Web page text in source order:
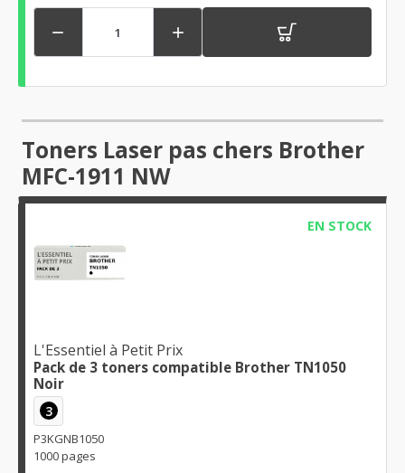
 
Toners Laser pas chers Brother
MFC-1911 NW
EN STOCK
L'Essentiel à Petit Prix
Pack de 3 toners compatible Brother TN1050
Noir
3
P3KGNB1050
1000 pages